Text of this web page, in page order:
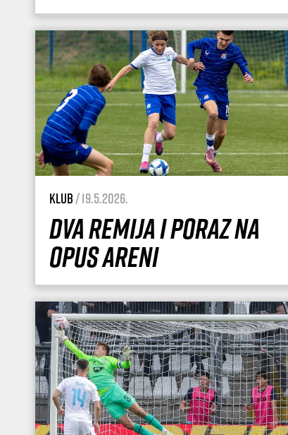
Klub/ 19.5.2026.
Dva remija i poraz na
Opus Areni